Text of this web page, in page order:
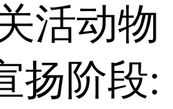
活动物
扬阶段: